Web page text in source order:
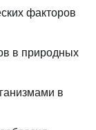
факторов
в природных
в